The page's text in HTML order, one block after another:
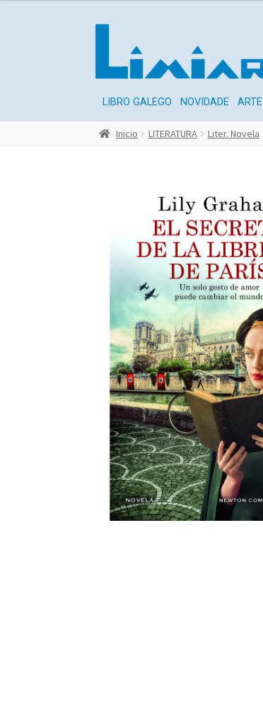
LIBRO GALEGO NOVIDADE ARTE
Inicio LITERATURA Liter. Novela